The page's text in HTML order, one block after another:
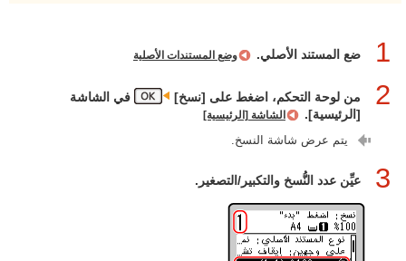
1 ضع المستند الأصلي. وضع المستندات الأصلية
2 من لوحة التحكم، اضغط على [نسخ]‏
في الشاشة
[الرئيسية].
الشاشة [الرئيسية]
يتم عرض شاشة النسخ.
3 عيِّن عدد النُّسخ والتكبير/التصغير.